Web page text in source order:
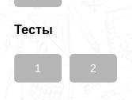
Тесты
1 2